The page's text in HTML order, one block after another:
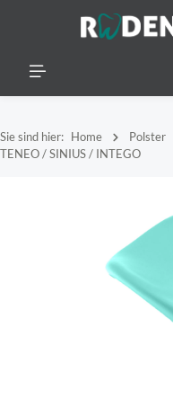
Sie sind hier: Home Polster
TENEO / SINIUS / INTEGO